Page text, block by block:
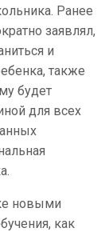
Ранее
заявлял,
и
также
будет
для всех
новыми
как